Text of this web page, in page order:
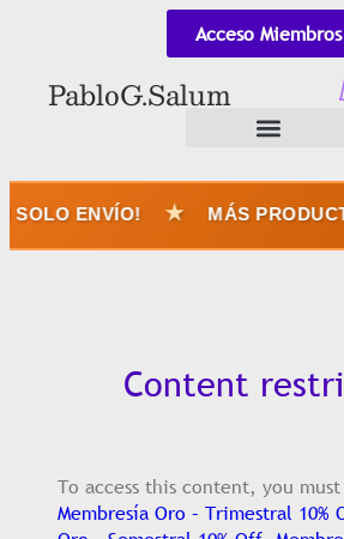
Acceso Miembros
Pablo G. Salum
ENVÍO! MÁS
Content
To access this content, you must
Membresía Oro – Trimestral 10%